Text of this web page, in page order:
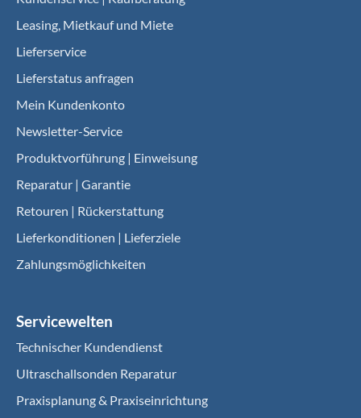
Leasing, Mietkauf und Miete
Lieferservice
Lieferstatus anfragen
Mein Kundenkonto
Newsletter-Service
Produktvorführung | Einweisung
Reparatur | Garantie
Retouren | Rückerstattung
Lieferkonditionen | Lieferziele
Zahlungsmöglichkeiten
Servicewelten
Technischer Kundendienst
Ultraschallsonden Reparatur
Praxisplanung & Praxiseinrichtung